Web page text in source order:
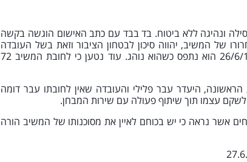
ונהיגה ללא ביטוח. בד בבד עם כתב האישום הוגשה בקשה
של המשיב, יהווה סיכון לבטחון הציבור וזאת בשל העובדה
שעל אף פי שרישיונו נפסל ביום 10/5/17 למשך 3 חודשים, ביום 26/6/17 הוא נתפס כשהוא נוהג. עוד נטען כי לחובת המשיב 72
היעדר עבר פלילי והעובדה שאין לחובתו עבר דומה
עצמו תוך שיתוף פעולה עם שירות המבחן.
אשר נראה כי יש בכוחם לאיין את מסוכנותו של המשיב הורה